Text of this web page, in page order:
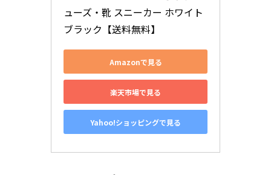
ューズ・靴 スニーカー ホワイト
ブラック【送料無料】
Amazonで見る
楽天市場で見る
Yahoo!ショッピングで見る